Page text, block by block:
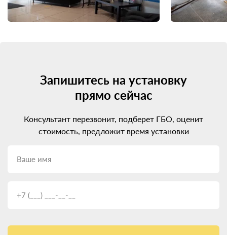
Запишитесь на установку
прямо сейчас
Консультант перезвонит, подберет ГБО, оценит
стоимость, предложит время установки